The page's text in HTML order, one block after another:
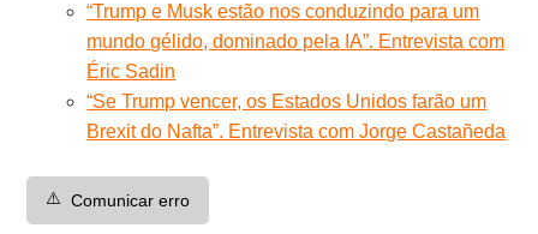
“Trump e Musk estão nos conduzindo para um
mundo gélido, dominado pela IA”. Entrevista com
Éric Sadin
“Se Trump vencer, os Estados Unidos farão um
Brexit do Nafta”. Entrevista com Jorge Castañeda
⚠️ Comunicar erro